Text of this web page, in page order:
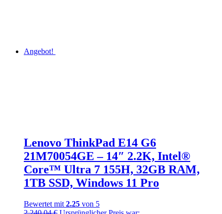
Angebot!
Lenovo ThinkPad E14 G6
21M70054GE – 14″ 2.2K, Intel®
Core™ Ultra 7 155H, 32GB RAM,
1TB SSD, Windows 11 Pro
Bewertet mit 2.25 von 5